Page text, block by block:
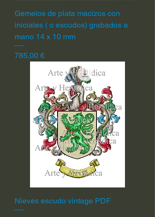
Gemelos de plata macizos con
iniciales ( o escudos) grabados a
mano 14 x 10 mm
Precio
785,00 €
Nieves escudo vintage PDF